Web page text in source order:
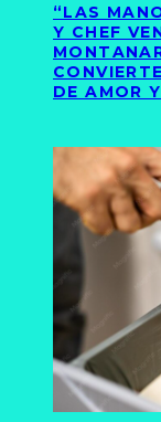
“LAS
Y CHEF
DE AMOR